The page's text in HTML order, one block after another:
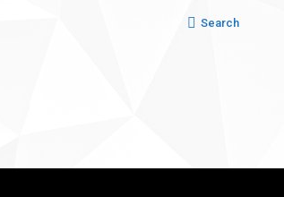
Search:
Search